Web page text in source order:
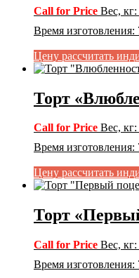
Call for Price Вес, кг:
Время изготовления:
Цену рассчитать
Торт
Call for Price Вес, кг:
Время изготовления:
Цену рассчитать
Торт
Call for Price Вес, кг:
Время изготовления: